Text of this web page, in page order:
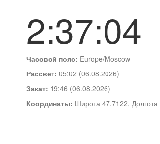
2:37:04
Часовой пояс: Europe/Moscow
Рассвет: 05:02 (06.08.2026)
Закат: 19:46 (06.08.2026)
Координаты: Широта 47.7122, Долгота